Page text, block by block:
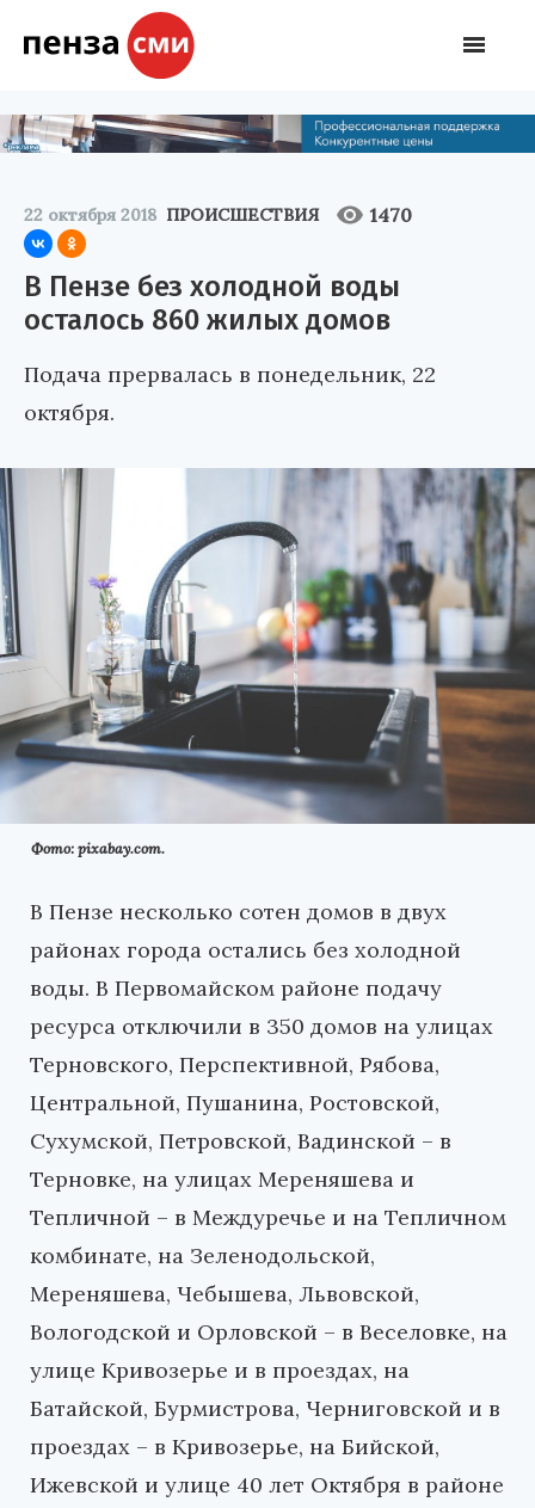
22 октября 2018 ПРОИСШЕСТВИЯ 1470
В Пензе без холодной воды
осталось 860 жилых домов
Подача прервалась в понедельник, 22
октября.
Фото: pixabay.com.
В Пензе несколько сотен домов в двух
районах города остались без холодной
воды. В Первомайском районе подачу
ресурса отключили в 350 домов на улицах
Терновского, Перспективной, Рябова,
Центральной, Пушанина, Ростовской,
Сухумской, Петровской, Вадинской – в
Терновке, на улицах Мереняшева и
Тепличной – в Междуречье и на Тепличном
комбинате, на Зеленодольской,
Мереняшева, Чебышева, Львовской,
Вологодской и Орловской – в Веселовке, на
улице Кривозерье и в проездах, на
Батайской, Бурмистрова, Черниговской и в
проездах – в Кривозерье, на Бийской,
Ижевской и улице 40 лет Октября в районе